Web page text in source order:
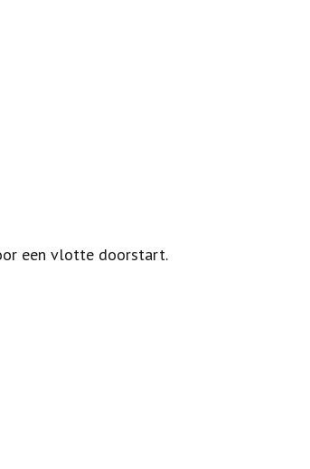
een vlotte doorstart.